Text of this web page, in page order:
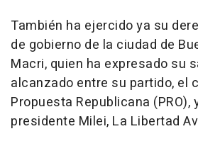
También ha ejercido ya su
de gobierno de la ciudad de
Macri, quien ha expresado su
alcanzado entre su partido, el
Propuesta Republicana (PRO),
presidente Milei, La Libertad